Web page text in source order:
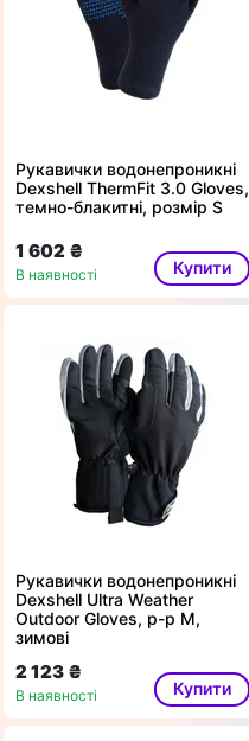
Рукавички водонепроникні
Dexshell ThermFit 3.0 Gloves,
темно-блакитні, розмір S
1 602 ₴
В наявності Купити
Рукавички водонепроникні
Dexshell Ultra Weather
Outdoor Gloves, p-p М,
зимові
2 123 ₴
В наявності Купити